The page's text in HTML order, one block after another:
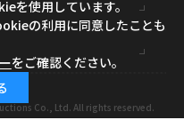
Co., Ltd. All rights reserved.
を使用しています。
の利用に同意したことも
をご確認ください。